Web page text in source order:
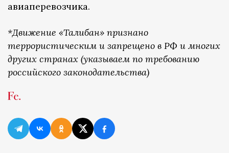
авиаперевозчика.
*Движение «Талибан» признано
террористическим и запрещено в РФ и многих
других странах (указываем по требованию
российского законодательства)